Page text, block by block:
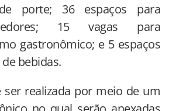
porte; 36 espaços para
15 vagas para
gastronômico; e 5 espaços
bebidas.
ser realizada por meio de um